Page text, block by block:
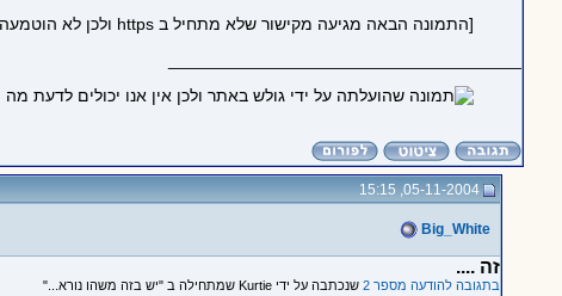
[התמונה הבאה מגיעה מקישור שלא מתחיל ב https ולכן לא הוטמעה בדף כדי לשמור על https תקין:
05-11-2004, 15:15
Big_White
זה ....
בתגובה להודעה מספר 2 שנכתבה על ידי Kurtie שמתחילה ב "יש בזה משהו נורא..."